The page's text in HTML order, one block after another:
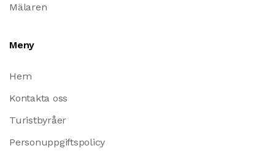
Mälaren
Meny
Hem
Kontakta oss
Turistbyråer
Personuppgiftspolicy